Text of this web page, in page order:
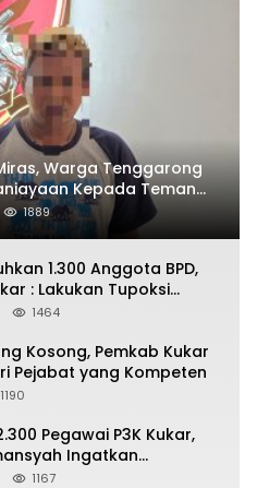
Warga Tenggarong
Kepada Teman
1889
1.300 Anggota BPD,
: Lakukan Tupoksi
Wujudkan
1464
Kosong, Pemkab Kukar
Pejabat yang Kompeten
1190
Pegawai P3K Kukar,
Ingatkan
Baru
1167